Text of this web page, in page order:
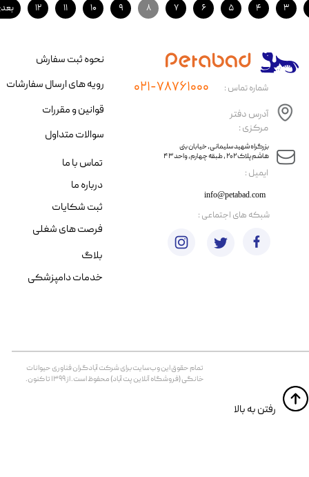
۳ ۴ ۵ ۶ ۷ ۸ ۹ ۱۰ ۱۱ ۱۲
​ایمیل :
آدرس دفتر
مرکزی :
info@petabad.com
​​بزرگراه شهید سلیمانی، خیابان بنی
هاشم پلاک ۲۰۲ ، طبقه چهارم، واحد ۴۳
شماره تماس : ۰۲۱-۷۸۷۶۱۰۰۰
تمام حقوق اين وب‌سايت برای شرکت آبادگران فناوری حیوانات
خانگی (فروشگاه آنلاین پت آباد) محفوظ است. از ۱۳۹۹ تا کنون.
​​رفتن به بالا
نحوه ثبت سفارش
رویه های ارسال سفارشات
قوانین و مقررات
سوالات متداول
تماس با ما
درباره ما
ثبت شکایات
فرصت های شغلی
​شبکه های اجتماعی :
بلاگ
خدمات دامپزشکی